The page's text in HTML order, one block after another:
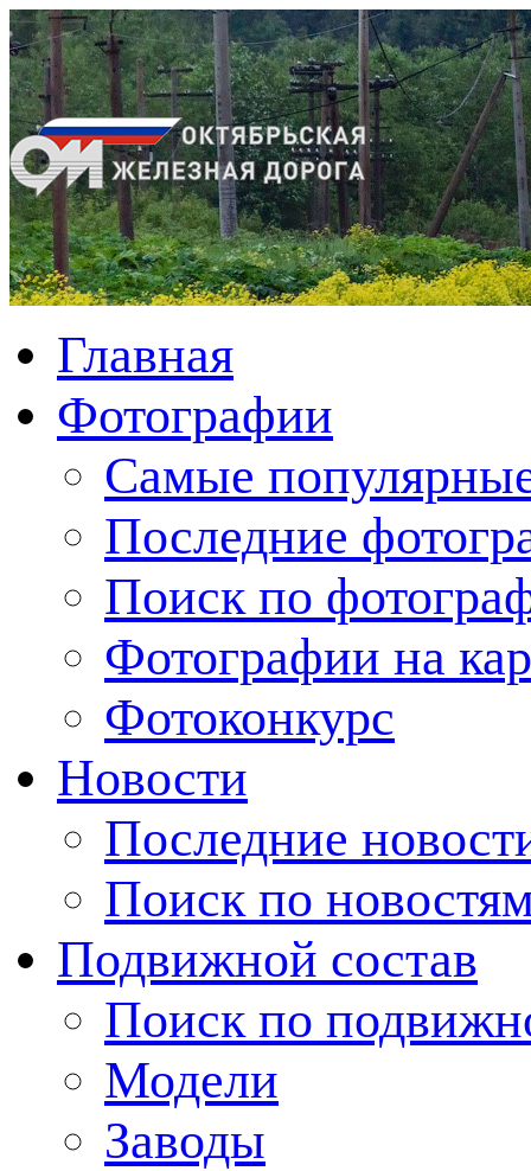
Главная
Фотографии
Cамые
Последние
Поиск по
Фотографии на
Фотоконкурс
Новости
Последние
Поиск по
Подвижной состав
Поиск по
Модели
Заводы